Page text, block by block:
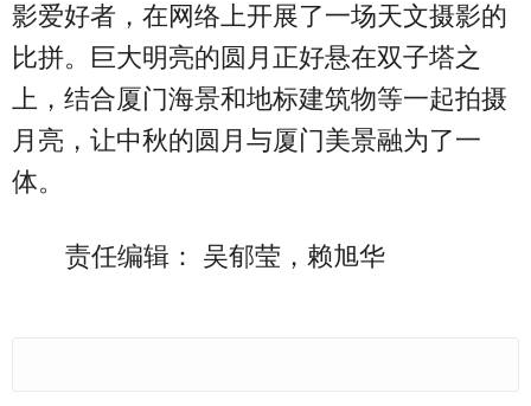
影爱好者，在网络上开展了一场天文摄影的
比拼。巨大明亮的圆月正好悬在双子塔之
上，结合厦门海景和地标建筑物等一起拍摄
月亮，让中秋的圆月与厦门美景融为了一
体。
责任编辑： 吴郁莹，赖旭华